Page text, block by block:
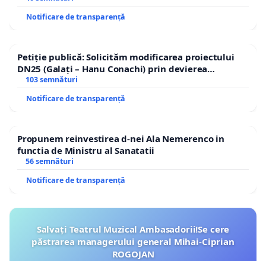
Notificare de transparență
Petiție publică: Solicităm modificarea proiectului
DN25 (Galați – Hanu Conachi) prin devierea
traseului în afara localităților!
103 semnături
Notificare de transparență
Propunem reinvestirea d-nei Ala Nemerenco in
functia de Ministru al Sanatatii
56 semnături
Notificare de transparență
Salvați Teatrul Muzical Ambasadorii!Se cere
păstrarea managerului general Mihai-Ciprian
ROGOJAN